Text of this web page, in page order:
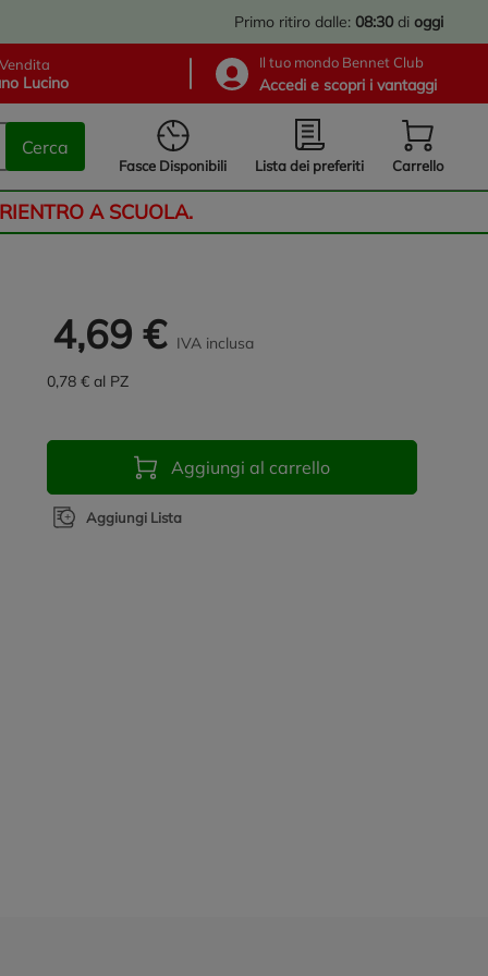
Primo ritiro dalle: 08:30 di oggi
Lucino
Il tuo mondo Bennet Club
Accedi e scopri i vantaggi
Cerca
Fasce Disponibili Lista dei preferiti Carrello
A SCUOLA.
4,69 € IVA inclusa
0,78 € al PZ
Aggiungi al carrello
Aggiungi Lista